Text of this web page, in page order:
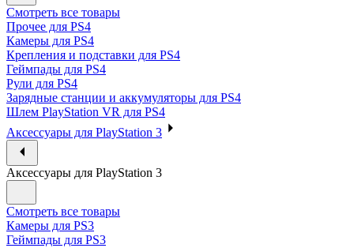
Смотреть все товары
Прочее для PS4
Камеры для PS4
Крепления и подставки для PS4
Геймпады для PS4
Рули для PS4
Зарядные станции и аккумуляторы для PS4
Шлем PlayStation VR для PS4
Аксессуары для PlayStation 3
Аксессуары для PlayStation 3
Смотреть все товары
Камеры для PS3
Геймпады для PS3